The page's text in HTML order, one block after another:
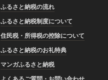
ふるさと納税の流れ
ふるさと納税制度について
住民税・所得税の控除について
ふるさと納税のお礼特典
マンガふるさと納税